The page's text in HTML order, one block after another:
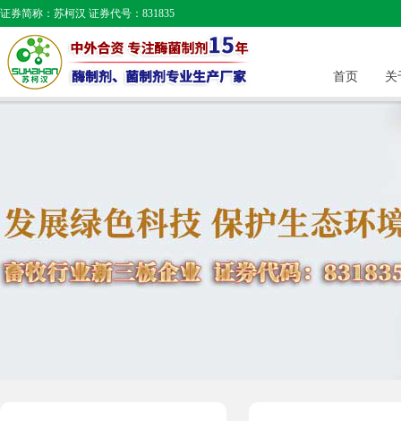
证券简称：苏柯汉 证券代号：831835
首页 关